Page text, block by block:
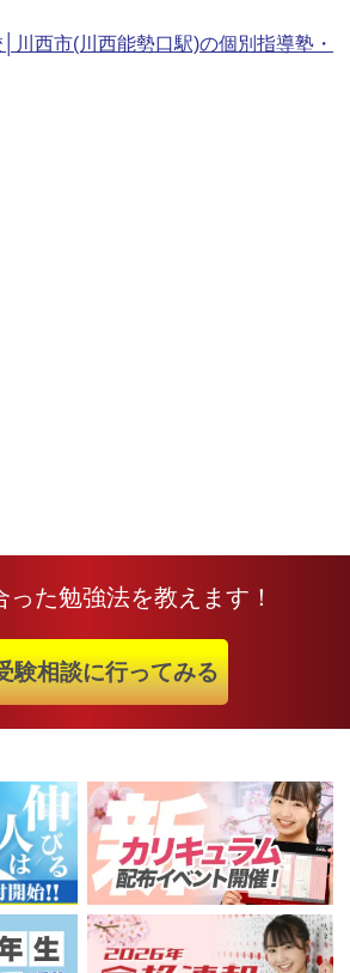
川西市(川西能勢口駅)の個別指導塾・
った勉強法を教えます！
験相談に行ってみる